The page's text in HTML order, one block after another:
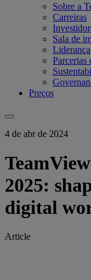
Sobre a
Carreiras
Sala de
Liderança
Parcerias
Preços
4 de abr de 2024
2025:
digital
Article